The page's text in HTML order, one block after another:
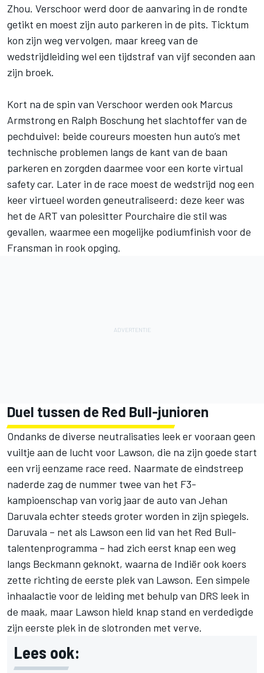
Zhou. Verschoor werd door de aanvaring in de rondte
getikt en moest zijn auto parkeren in de pits. Ticktum
kon zijn weg vervolgen, maar kreeg van de
wedstrijdleiding wel een tijdstraf van vijf seconden aan
zijn broek.
Kort na de spin van Verschoor werden ook Marcus
Armstrong en Ralph Boschung het slachtoffer van de
pechduivel: beide coureurs moesten hun auto’s met
technische problemen langs de kant van de baan
parkeren en zorgden daarmee voor een korte virtual
safety car. Later in de race moest de wedstrijd nog een
keer virtueel worden geneutraliseerd: deze keer was
het de ART van polesitter Pourchaire die stil was
gevallen, waarmee een mogelijke podiumfinish voor de
Fransman in rook opging.
Duel tussen de Red Bull-junioren
Ondanks de diverse neutralisaties leek er vooraan geen
vuiltje aan de lucht voor Lawson, die na zijn goede start
een vrij eenzame race reed. Naarmate de eindstreep
naderde zag de nummer twee van het F3-
kampioenschap van vorig jaar de auto van Jehan
Daruvala echter steeds groter worden in zijn spiegels.
Daruvala – net als Lawson een lid van het Red Bull-
talentenprogramma – had zich eerst knap een weg
langs Beckmann geknokt, waarna de Indiër ook koers
zette richting de eerste plek van Lawson. Een simpele
inhaalactie voor de leiding met behulp van DRS leek in
de maak, maar Lawson hield knap stand en verdedigde
zijn eerste plek in de slotronden met verve.
Lees ook: